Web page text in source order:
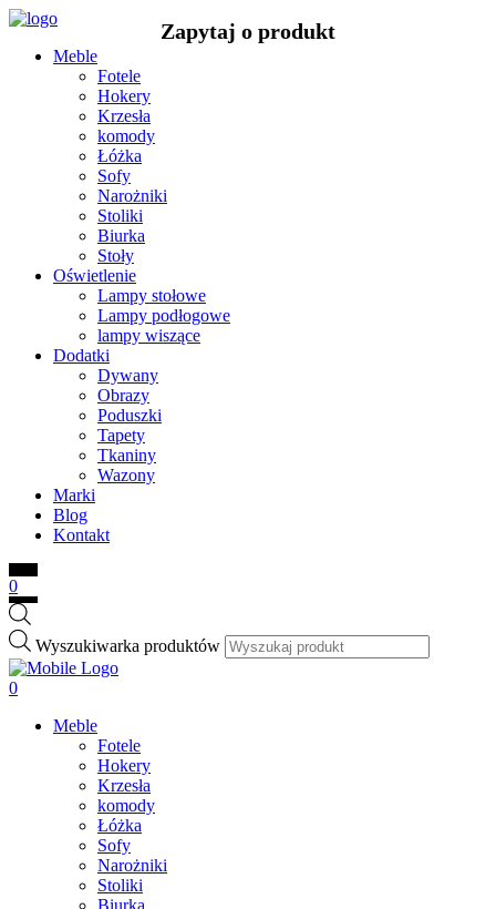
Meble
Fotele
Hokery
Krzesła
komody
Łóżka
Sofy
Narożniki
Stoliki
Biurka
Stoły
Oświetlenie
Lampy stołowe
Lampy podłogowe
lampy wiszące
Dodatki
Dywany
Obrazy
Poduszki
Tapety
Tkaniny
Wazony
Marki
Blog
Kontakt
0
Wyszukiwarka produktów
0
Meble
Fotele
Hokery
Krzesła
komody
Łóżka
Sofy
Narożniki
Stoliki
Biurka